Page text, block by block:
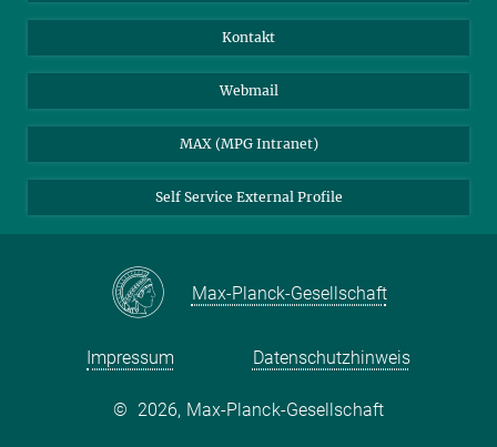
Kontakt
Webmail
MAX (MPG Intranet)
Self Service External Profile
Max-Planck-Gesellschaft
Impressum Datenschutzhinweis
© 2026, Max-Planck-Gesellschaft